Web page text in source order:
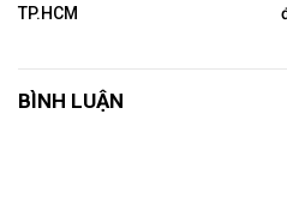
TP.HCM
BÌNH LUẬN